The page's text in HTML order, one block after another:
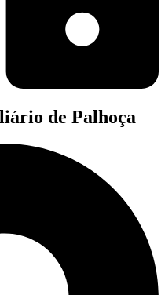
de Palhoça